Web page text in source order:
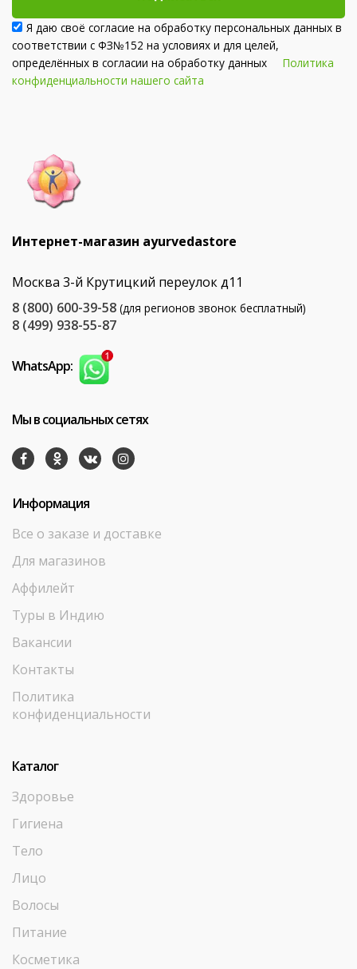
Я даю своё согласие на обработку персональных данных в
соответствии с ФЗ№152 на условиях и для целей,
определённых в согласии на обработку данных Политика
конфиденциальности нашего сайта
Интернет-магазин ayurvedastore
Москва 3-й Крутицкий переулок д11
8 (800) 600-39-58 (для регионов звонок бесплатный)
8 (499) 938-55-87
WhatsApp:
Мы в социальных сетях
Информация
Все о заказе и доставке
Для магазинов
Аффилейт
Туры в Индию
Вакансии
Контакты
Политика
конфиденциальности
Каталог
Здоровье
Гигиена
Тело
Лицо
Волосы
Питание
Косметика